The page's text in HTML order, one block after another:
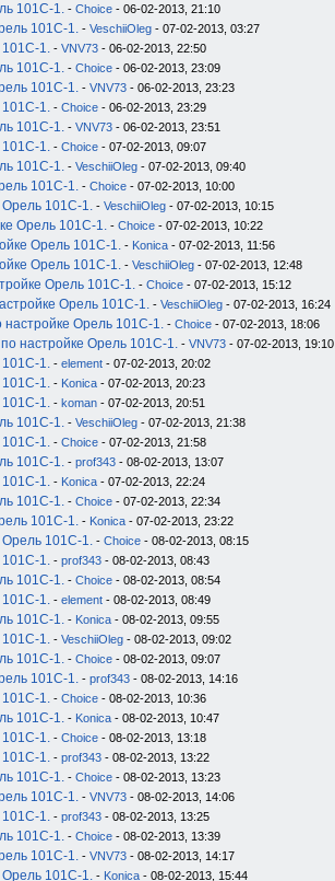
101С-1. - Choice - 06-02-2013, 21:10
101С-1. - VeschiiOleg - 07-02-2013, 03:27
101С-1. - VNV73 - 06-02-2013, 22:50
101С-1. - Choice - 06-02-2013, 23:09
101С-1. - VNV73 - 06-02-2013, 23:23
101С-1. - Choice - 06-02-2013, 23:29
101С-1. - VNV73 - 06-02-2013, 23:51
101С-1. - Choice - 07-02-2013, 09:07
101С-1. - VeschiiOleg - 07-02-2013, 09:40
101С-1. - Choice - 07-02-2013, 10:00
101С-1. - VeschiiOleg - 07-02-2013, 10:15
Орель 101С-1. - Choice - 07-02-2013, 10:22
Орель 101С-1. - Konica - 07-02-2013, 11:56
Орель 101С-1. - VeschiiOleg - 07-02-2013, 12:48
Орель 101С-1. - Choice - 07-02-2013, 15:12
Орель 101С-1. - VeschiiOleg - 07-02-2013, 16:24
Орель 101С-1. - Choice - 07-02-2013, 18:06
настройке Орель 101С-1. - VNV73 - 07-02-2013, 19:10
101С-1. - element - 07-02-2013, 20:02
101С-1. - Konica - 07-02-2013, 20:23
101С-1. - koman - 07-02-2013, 20:51
101С-1. - VeschiiOleg - 07-02-2013, 21:38
101С-1. - Choice - 07-02-2013, 21:58
101С-1. - prof343 - 08-02-2013, 13:07
101С-1. - Konica - 07-02-2013, 22:24
101С-1. - Choice - 07-02-2013, 22:34
101С-1. - Konica - 07-02-2013, 23:22
101С-1. - Choice - 08-02-2013, 08:15
101С-1. - prof343 - 08-02-2013, 08:43
101С-1. - Choice - 08-02-2013, 08:54
101С-1. - element - 08-02-2013, 08:49
101С-1. - Konica - 08-02-2013, 09:55
101С-1. - VeschiiOleg - 08-02-2013, 09:02
101С-1. - Choice - 08-02-2013, 09:07
101С-1. - prof343 - 08-02-2013, 14:16
101С-1. - Choice - 08-02-2013, 10:36
101С-1. - Konica - 08-02-2013, 10:47
101С-1. - Choice - 08-02-2013, 13:18
101С-1. - prof343 - 08-02-2013, 13:22
101С-1. - Choice - 08-02-2013, 13:23
101С-1. - VNV73 - 08-02-2013, 14:06
101С-1. - prof343 - 08-02-2013, 13:25
101С-1. - Choice - 08-02-2013, 13:39
101С-1. - VNV73 - 08-02-2013, 14:17
101С-1. - Konica - 08-02-2013, 15:44